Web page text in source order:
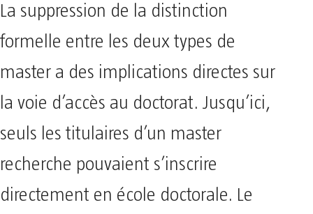
La suppression de la distinction
formelle entre les deux types de
master a des implications directes sur
la voie d’accès au doctorat. Jusqu’ici,
seuls les titulaires d’un master
recherche pouvaient s’inscrire
directement en école doctorale. Le